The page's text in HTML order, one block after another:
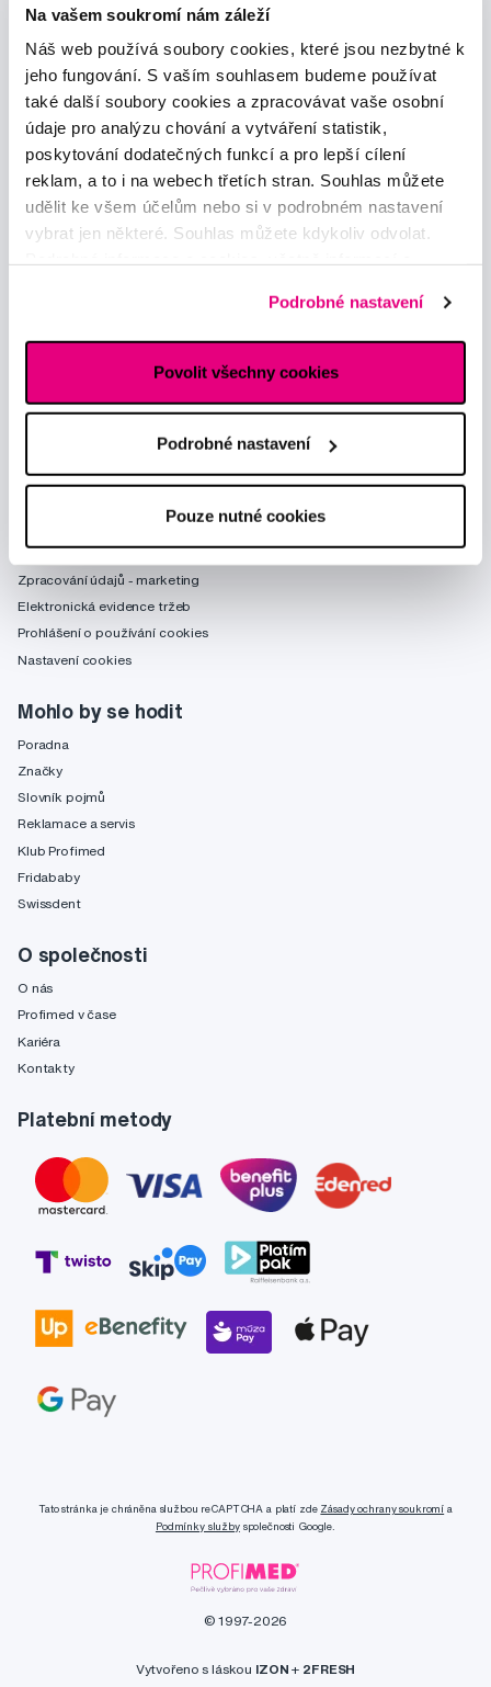
Na vašem soukromí nám záleží
Náš web používá soubory cookies, které jsou nezbytné k
jeho fungování. S vaším souhlasem budeme používat
také další soubory cookies a zpracovávat vaše osobní
údaje pro analýzu chování a vytváření statistik,
poskytování dodatečných funkcí a pro lepší cílení
reklam, a to i na webech třetích stran. Souhlas můžete
udělit ke všem účelům nebo si v podrobném nastavení
vybrat jen některé. Souhlas můžete kdykoliv odvolat.
Podrobné nastavení
Povolit všechny cookies
Podrobné nastavení
Pouze nutné cookies
Zeptat se v poradně
Zpracování údajů - smlouva
Zpracování údajů - marketing
Elektronická evidence tržeb
Prohlášení o používání cookies
Nastavení cookies
Mohlo by se hodit
Poradna
Značky
Slovník pojmů
Reklamace a servis
Klub Profimed
Fridababy
Swissdent
O společnosti
O nás
Profimed v čase
Kariéra
Kontakty
Platební metody
Tato stránka je chráněna službou reCAPTCHA a platí zde Zásady ochrany soukromí a
Podmínky službyspolečnosti Google.
© 1997-2026
Vytvořeno s láskou IZON + 2FRESH